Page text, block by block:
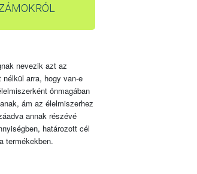
nevezik azt az
arra, hogy van-e
önmagában
ám az élelmiszerhez
annak részévé
határozott cél
termékekben.